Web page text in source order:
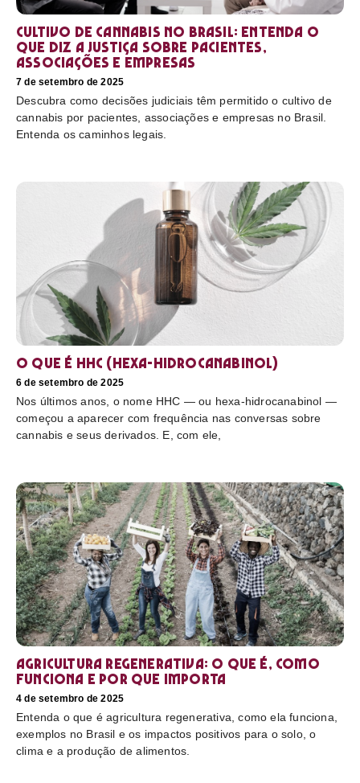
Cultivo de cannabis no Brasil: entenda o
que diz a Justiça sobre pacientes,
associações e empresas
7 de setembro de 2025
Descubra como decisões judiciais têm permitido o cultivo de
cannabis por pacientes, associações e empresas no Brasil.
Entenda os caminhos legais.
O que é HHC (hexa-hidrocanabinol)
6 de setembro de 2025
Nos últimos anos, o nome HHC — ou hexa-hidrocanabinol —
começou a aparecer com frequência nas conversas sobre
cannabis e seus derivados. E, com ele,
Agricultura regenerativa: o que é, como
funciona e por que importa
4 de setembro de 2025
Entenda o que é agricultura regenerativa, como ela funciona,
exemplos no Brasil e os impactos positivos para o solo, o
clima e a produção de alimentos.